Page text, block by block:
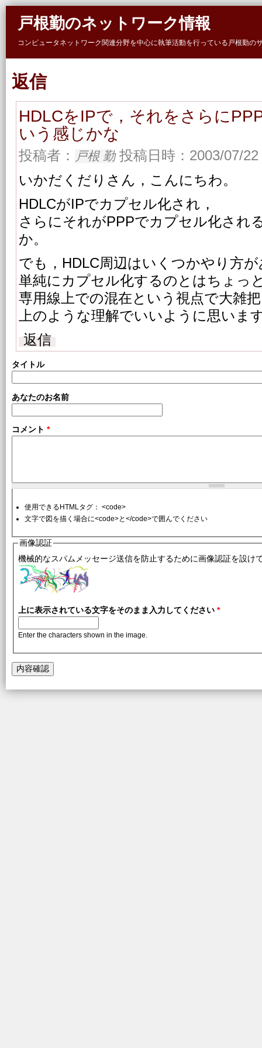
戸根勤のネットワーク情報
コンピュータネットワーク関連分野を中心に執筆活動を行っている戸根勤
返信
HDLCをIPで，それをさらに
いう感じかな
投稿者： 戸根 勤投稿日時：2003/07/22
いかだくだりさん，こんにちわ。
HDLCがIPでカプセル化され，
さらにそれがPPPでカプセル化され
か。
でも，HDLC周辺はいくつかやり方
単純にカプセル化するのとはちょっ
専用線上での混在という視点で大雑
上のような理解でいいように思いま
返信
タイトル
あなたのお名前
コメント *
使用できるHTMLタグ： <code>
文字で図を描く場合に<code>と</code>で囲んでください
画像認証
機械的なスパムメッセージ送信を防止するために画像認証を設け
上に表示されている文字をそのまま入力してください *
Enter the characters shown in the image.